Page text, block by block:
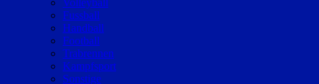
Volleyball
Fussball
Handball
Football
Trabrennen
Kampfsport
Sonstige